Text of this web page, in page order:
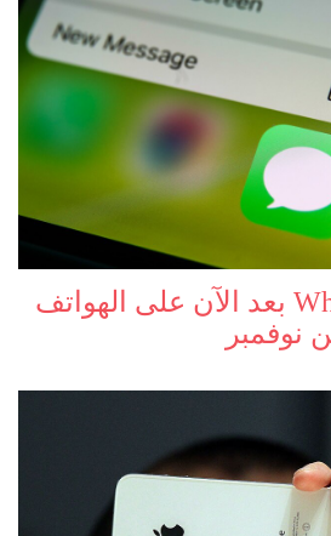
لن يعمل WhatsApp بعد الآن على الهواتف
نوفمبر